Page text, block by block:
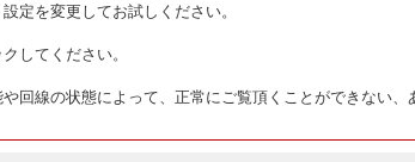
定を変更してお試しください。
してください。
回線の状態によって、正常にご覧頂くことができない